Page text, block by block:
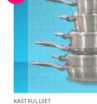
KASTRULLSET